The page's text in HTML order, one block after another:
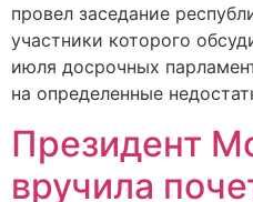
провел заседание
участники которого
июля досрочных
на определенные
Президент
вручила